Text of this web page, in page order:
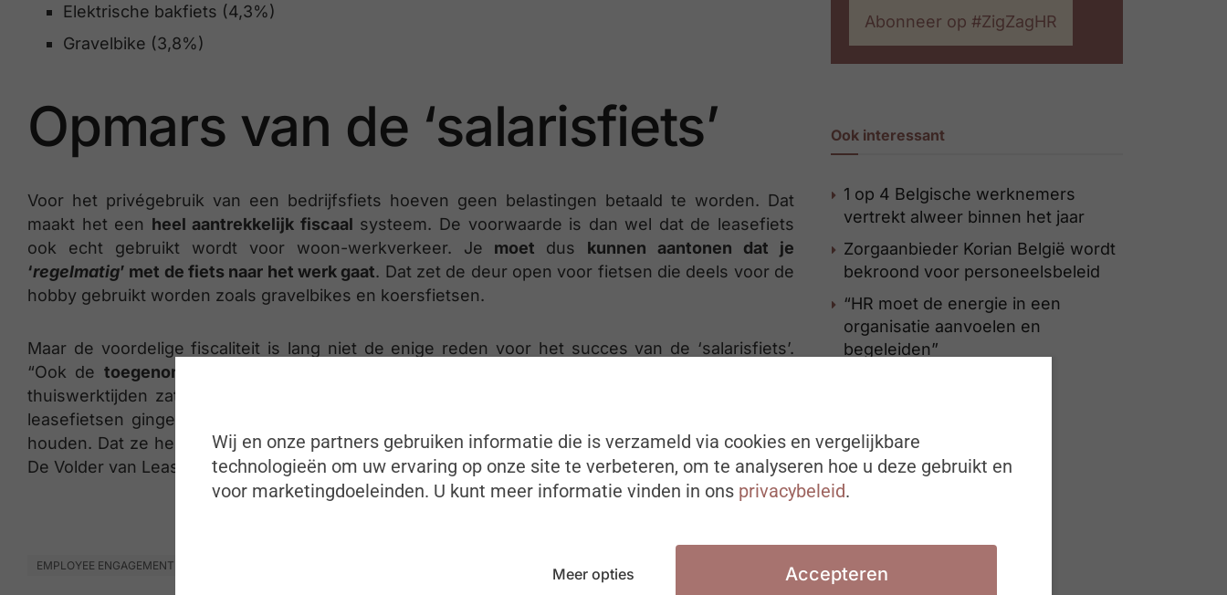
Elektrische bakfiets (4,3%)
Gravelbike (3,8%)
Opmars van de ‘salarisfiets’
Voor het privégebruik van een bedrijfsfiets hoeven geen belastingen betaald te worden. Dat
maakt het een heel aantrekkelijk fiscaal systeem. De voorwaarde is dan wel dat de leasefiets
ook echt gebruikt wordt voor woon-werkverkeer. Je moet dus kunnen aantonen dat je
‘regelmatig’ met de fiets naar het werk gaat. Dat zet de deur open voor fietsen die deels voor de
hobby gebruikt worden zoals gravelbikes en koersfietsen.
Maar de voordelige fiscaliteit is lang niet de enige reden voor het succes van de ‘salarisfiets’.
“Ook de toegenomen focus van bedrijven op het welzijn van hun werknemers
thuiswerktijden zaten veel werknemers op hun tandvlees. Heel wat klanten gaven aan dat ze
leasefietsen gingen inzetten om hun werknemers gemotiveerd, betrokken én gewaardeerd te
houden. Dat ze hen zo ook aan het fietsen/sporten kregen, is mooi meegenomen,” besluit Geert
De Volder van Lease a Bike.
EMPLOYEE ENGAGEMENT & EXPERIENCE
Abonneer op #ZigZagHR
Ook interessant
1 op 4 Belgische werknemers
vertrekt alweer binnen het jaar
Zorgaanbieder Korian België wordt
bekroond voor personeelsbeleid
“HR moet de energie in een
organisatie aanvoelen en
begeleiden”
Wij en onze partners gebruiken informatie die is verzameld via cookies en vergelijkbare
technologieën om uw ervaring op onze site te verbeteren, om te analyseren hoe u deze gebruikt en
voor marketingdoeleinden. U kunt meer informatie vinden in ons privacybeleid.
Meer opties Accepteren